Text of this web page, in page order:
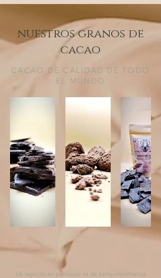
nuestros granos de
cacao
CACAO DE CALIDAD DE TODO
EL MUNDO​
Un aspecto en particular es de suma importancia